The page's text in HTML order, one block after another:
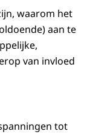
waarom het
aan te
van invloed
tot